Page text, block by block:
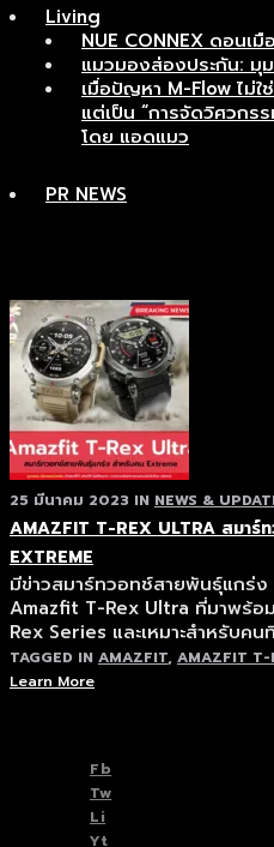
Living
NUE CONNEX ดอนเ
แมวมองส่องประกัน: มุ
เมื่อปัญหา M-Flow ไม่ใ
แต่เป็น “การจัดวิศวกร
โดย แอดแมว
PR NEWS
25 มีนาคม 2023 IN NEWS &
AMAZFIT T-REX ULTRA สมา
EXTREME
มีข่าวสมาร์ทวอทช์สายพันธุ์แกร่ง
Amazfit T-Rex Ultra ที่มาพร้อ
Rex Series และเหมาะสำหรับ
TAGGED IN AMAZFIT, AMAZFIT T-
Learn More
Fb
Tw
Li
Yt